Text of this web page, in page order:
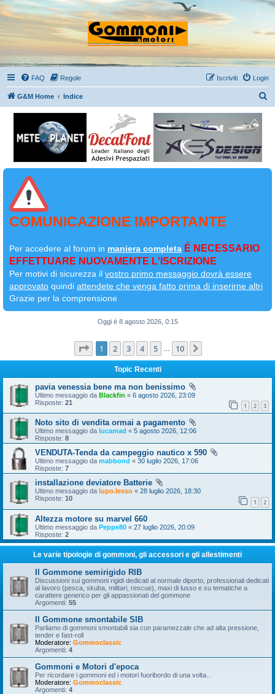
FAQ Regole Login
Iscriviti
G&M Home Indice
COMUNICAZIONE IMPORTANTE
Per accedere al forum in maniera completa É NECESSARIO
EFFETTUARE NUOVAMENTE L'ISCRIZIONE
Per motivi di sicurezza il vostro primo messaggio dovrà essere
approvato quindi attendete che venga fatto prima di inserirne altri
Grazie per la comprensione
Oggi è 8 agosto 2026, 0:15
Pagina di 10
1 2 3 4 5 10
Topic Recenti
pavia venessia bene ma non benissimo
Ultimo messaggio da Blackfin « 6 agosto 2026, 23:09
Risposte: 21 1 2 3
Noto sito di vendita ormai a pagamento
Ultimo messaggio da lucamad « 5 agosto 2026, 12:06
Risposte: 8
VENDUTA-Tenda da campeggio nautico x 590
Ultimo messaggio da mabbond « 30 luglio 2026, 17:06
Risposte: 7
installazione deviatore Batterie
Ultimo messaggio da lupo.lesso « 28 luglio 2026, 18:30
Risposte: 10 1 2
Altezza motore su marvel 660
Ultimo messaggio da Peppe80 « 27 luglio 2026, 20:09
Risposte: 2
Le varie tipologie di gommoni, gli accessori e gli allestimenti
Il Gommone semirigido RIB
Discussioni sui gommoni rigidi dedicati al normale diporto, professionali dedicati
al lavoro (pesca, skuba, militari, rescue), maxi di lusso e su tematiche a
carattere generico per gli appassionati del gommone
Argomenti: 55
Il Gommone smontabile SIB
Parliamo di gommoni smontabili sia con paramezzale che ad alta pressione,
tender e fast-roll
Moderatore: Gommoclassic
Argomenti: 4
Gommoni e Motori d'epoca
Per ricordare i gommoni ed i motori fuoribordo di una volta...
Moderatore: Gommoclassic
Argomenti: 4